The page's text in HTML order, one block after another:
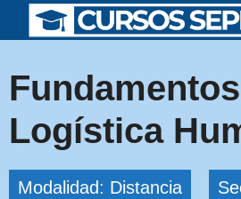
Saltar
Logística
Modalidad: Distancia